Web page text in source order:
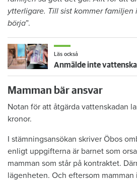
ytterligare. Till sist kommer familjen
börja”.
Läs också
Mamman bär ansvar
Notan för att åtgärda vattenskadan
kronor.
I stämningsansökan skriver Öbos
enligt uppgifterna är barnet som
mamman som står på kontraktet.
lägenheten. Och eftersom